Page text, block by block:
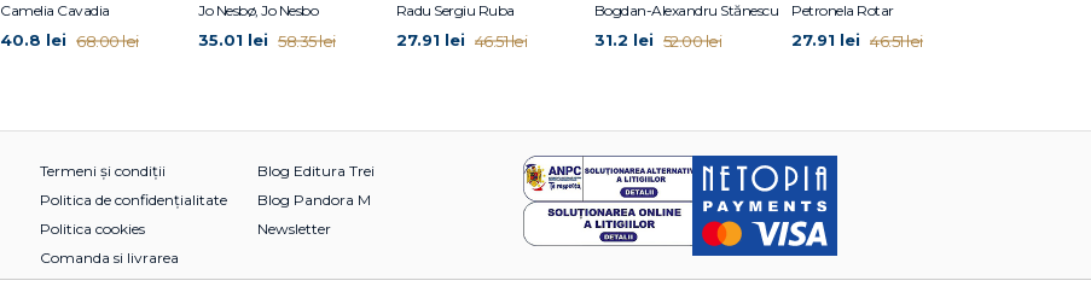
Camelia Cavadia
40.8 lei 68.00 lei
Jo Nesbø, Jo Nesbo
35.01 lei 58.35 lei
Radu Sergiu Ruba
27.91 lei 46.51 lei
Bogdan-Alexandru Stănescu
31.2 lei 52.00 lei
Petronela Rotar
27.91 lei 46.51 lei
Termeni și condiții
Politica de confidențialitate
Politica cookies
Comanda si livrarea
Blog Editura Trei
Blog Pandora M
Newsletter